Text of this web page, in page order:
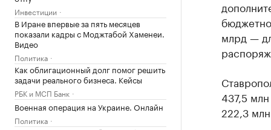
Инвестиции
В Иране впервые за пять месяцев
показали кадры с Моджтабой Хаменеи.
Видео
Политика
Как облигационный долг помог решить
задачи реального бизнеса. Кейсы
РБК и МСП Банк
Военная операция на Украине. Онлайн
Политика
млрд —
437,5
222,3